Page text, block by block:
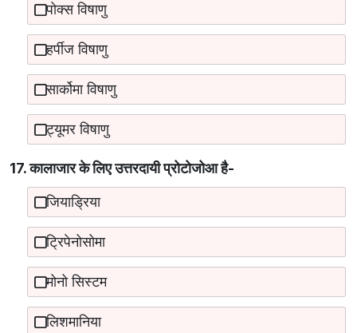
पोक्स विषाणु
हर्पीज विषाणु
सार्कोमा विषाणु
ट्यूमर विषाणु
17. कालाजार के लिए उत्तरदायी प्रोटोजोआ है-
जियाड्रिया
ट्रिपेनोसोमा
मोनो सिस्टम
लिशमानिया